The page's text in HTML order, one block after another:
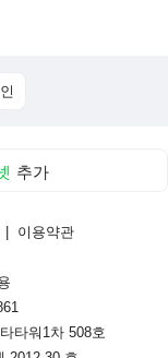
추가
이용약관
타워1차 508호